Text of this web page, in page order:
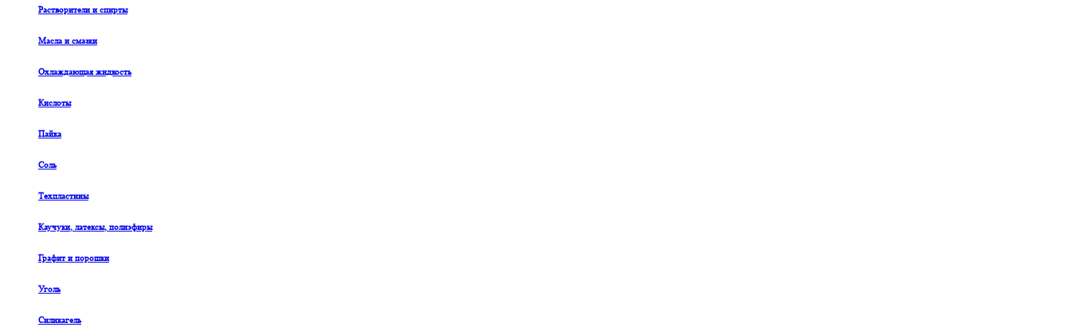
Растворители и спирты
Масла и смазки
Охлаждающая жидкость
Кислоты
Пайка
Соль
Техпластины
Каучуки, латексы, полиэфиры
Графит и порошки
Уголь
Силикагель